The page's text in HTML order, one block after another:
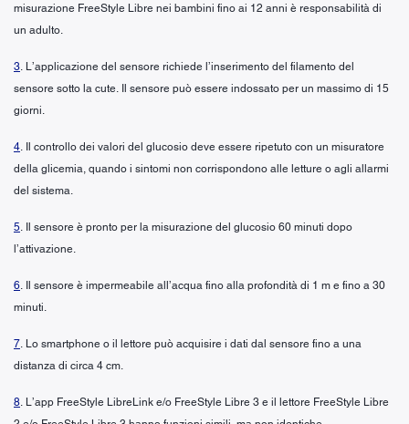
misurazione FreeStyle Libre nei bambini fino ai 12 anni è responsabilità di
un adulto.
3. L’applicazione del sensore richiede l’inserimento del filamento del
sensore sotto la cute. Il sensore può essere indossato per un massimo di 15
giorni.
4. Il controllo dei valori del glucosio deve essere ripetuto con un misuratore
della glicemia, quando i sintomi non corrispondono alle letture o agli allarmi
del sistema.
5. Il sensore è pronto per la misurazione del glucosio 60 minuti dopo
l’attivazione.
6. Il sensore è impermeabile all’acqua fino alla profondità di 1 m e fino a 30
minuti.
7. Lo smartphone o il lettore può acquisire i dati dal sensore fino a una
distanza di circa 4 cm.
8. L’app FreeStyle LibreLink e/o FreeStyle Libre 3 e il lettore FreeStyle Libre